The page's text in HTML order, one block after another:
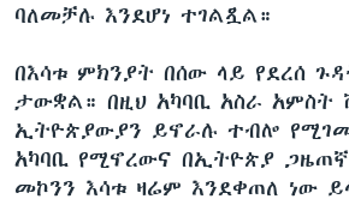
ባለመቻሉ እንደሆነ ተገልጿል።
በእሳቱ ምክንያት በሰው ላይ የደረሰ
ታውቋል። በዚህ አካባቢ አስራ አምስት
ኢትዮጵያውያን ይኖራሉ ተብሎ
አካባቢ የሚኖረውና በኢትዮጵያ ጋዜጠኛ
መኮንን እሳቱ ዛሬም እንደቀጠለ ነው